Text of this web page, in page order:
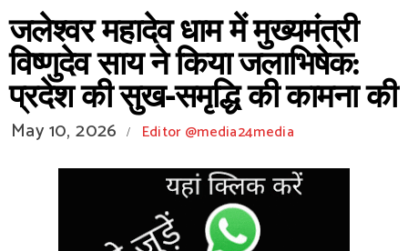
जलेश्वर महादेव धाम में मुख्यमंत्री
विष्णुदेव साय ने किया जलाभिषेक:
प्रदेश की सुख-समृद्धि की कामना की
May 10, 2026 / Editor @media24media